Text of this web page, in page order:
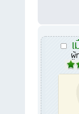
ผู้